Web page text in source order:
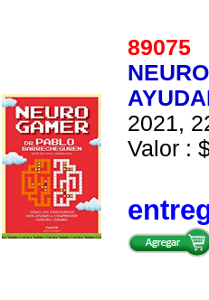
89075
2021,
Valor :